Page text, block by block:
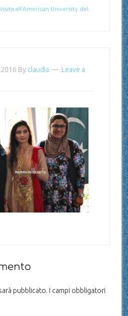
Visita all'American University del
By claudia
Leave a
pubblicato. I campi obbligatori